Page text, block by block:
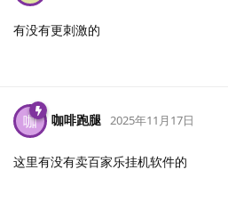
有没有更刺激的
咖 咖啡跑腿 2025年11月17日
这里有没有卖百家乐挂机软件的